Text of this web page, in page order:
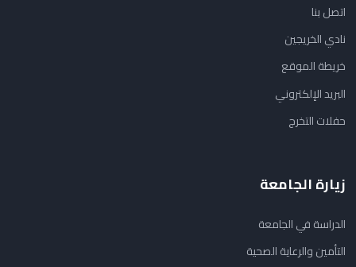
اتصل بنا
نادي الخريجين
خريطة الموقع
البريد الإلكتروني
حفلات التخرج
زيارة الجامعة
الدراسة في الجامعة
التأمين والرعاية الصحية